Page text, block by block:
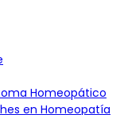
antes de realizar
de
del uso del sitio
fines educativos
Homeopático
en Homeopatía